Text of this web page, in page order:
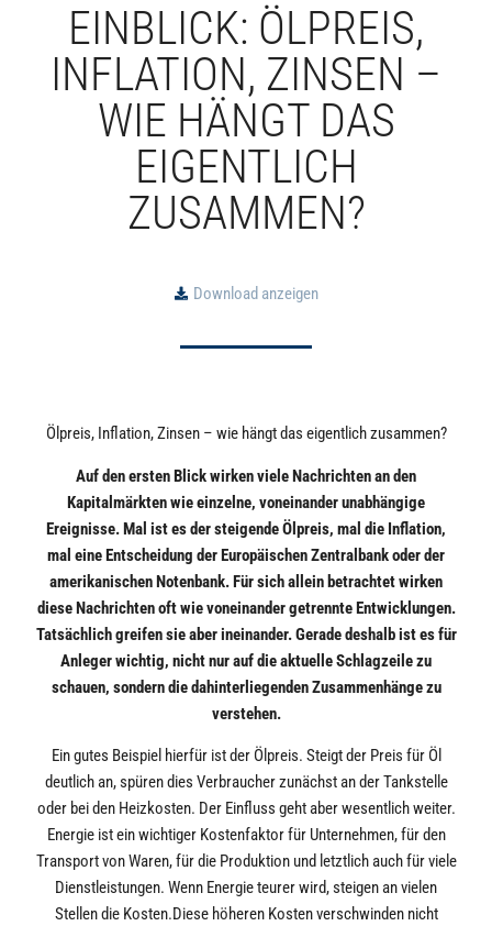
EINBLICK: ÖLPREIS,
INFLATION, ZINSEN –
WIE HÄNGT DAS
EIGENTLICH
ZUSAMMEN?
Download anzeigen
Ölpreis, Inflation, Zinsen – wie hängt das eigentlich zusammen?
Auf den ersten Blick wirken viele Nachrichten an den
Kapitalmärkten wie einzelne, voneinander unabhängige
Ereignisse. Mal ist es der steigende Ölpreis, mal die Inflation,
mal eine Entscheidung der Europäischen Zentralbank oder der
amerikanischen Notenbank. Für sich allein betrachtet wirken
diese Nachrichten oft wie voneinander getrennte Entwicklungen.
Tatsächlich greifen sie aber ineinander. Gerade deshalb ist es für
Anleger wichtig, nicht nur auf die aktuelle Schlagzeile zu
schauen, sondern die dahinterliegenden Zusammenhänge zu
verstehen.
Ein gutes Beispiel hierfür ist der Ölpreis. Steigt der Preis für Öl
deutlich an, spüren dies Verbraucher zunächst an der Tankstelle
oder bei den Heizkosten. Der Einfluss geht aber wesentlich weiter.
Energie ist ein wichtiger Kostenfaktor für Unternehmen, für den
Transport von Waren, für die Produktion und letztlich auch für viele
Dienstleistungen. Wenn Energie teurer wird, steigen an vielen
Stellen die Kosten.Diese höheren Kosten verschwinden nicht